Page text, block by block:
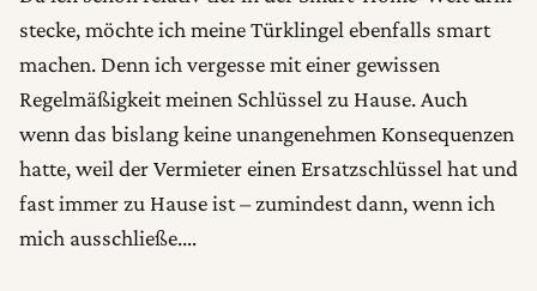
stecke, möchte ich meine Türklingel ebenfalls smart
machen. Denn ich vergesse mit einer gewissen
Regelmäßigkeit meinen Schlüssel zu Hause. Auch
wenn das bislang keine unangenehmen Konsequenzen
hatte, weil der Vermieter einen Ersatzschlüssel hat und
fast immer zu Hause ist – zumindest dann, wenn ich
mich ausschließe.…